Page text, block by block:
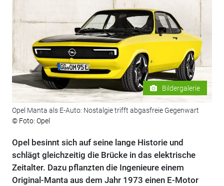
Bildergalerie
Opel Manta als E-Auto: Nostalgie trifft abgasfreie Gegenwart
© Foto: Opel
Opel besinnt sich auf seine lange Historie und
schlägt gleichzeitig die Brücke in das elektrische
Zeitalter. Dazu pflanzten die Ingenieure einem
Original-Manta aus dem Jahr 1973 einen E-Motor